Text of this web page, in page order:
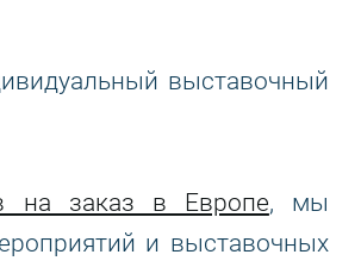
выставочный
на заказ в Европе, мы
и выставочных